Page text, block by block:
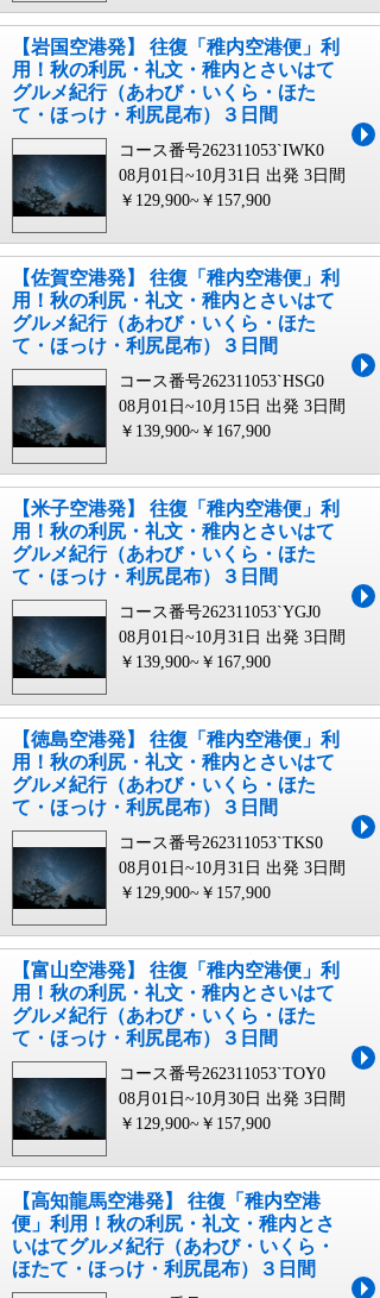
【岩国空港発】 往復「稚内空港便」利
用！秋の利尻・礼文・稚内とさいはて
グルメ紀行（あわび・いくら・ほた
て・ほっけ・利尻昆布）３日間
コース番号262311053`IWK0
08月01日~10月31日 出発 3日間
￥129,900~￥157,900
【佐賀空港発】 往復「稚内空港便」利
用！秋の利尻・礼文・稚内とさいはて
グルメ紀行（あわび・いくら・ほた
て・ほっけ・利尻昆布）３日間
コース番号262311053`HSG0
08月01日~10月15日 出発 3日間
￥139,900~￥167,900
【米子空港発】 往復「稚内空港便」利
用！秋の利尻・礼文・稚内とさいはて
グルメ紀行（あわび・いくら・ほた
て・ほっけ・利尻昆布）３日間
コース番号262311053`YGJ0
08月01日~10月31日 出発 3日間
￥139,900~￥167,900
【徳島空港発】 往復「稚内空港便」利
用！秋の利尻・礼文・稚内とさいはて
グルメ紀行（あわび・いくら・ほた
て・ほっけ・利尻昆布）３日間
コース番号262311053`TKS0
08月01日~10月31日 出発 3日間
￥129,900~￥157,900
【富山空港発】 往復「稚内空港便」利
用！秋の利尻・礼文・稚内とさいはて
グルメ紀行（あわび・いくら・ほた
て・ほっけ・利尻昆布）３日間
コース番号262311053`TOY0
08月01日~10月30日 出発 3日間
￥129,900~￥157,900
【高知龍馬空港発】 往復「稚内空港
便」利用！秋の利尻・礼文・稚内とさ
いはてグルメ紀行（あわび・いくら・
ほたて・ほっけ・利尻昆布）３日間